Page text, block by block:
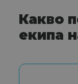
Какво
екипа